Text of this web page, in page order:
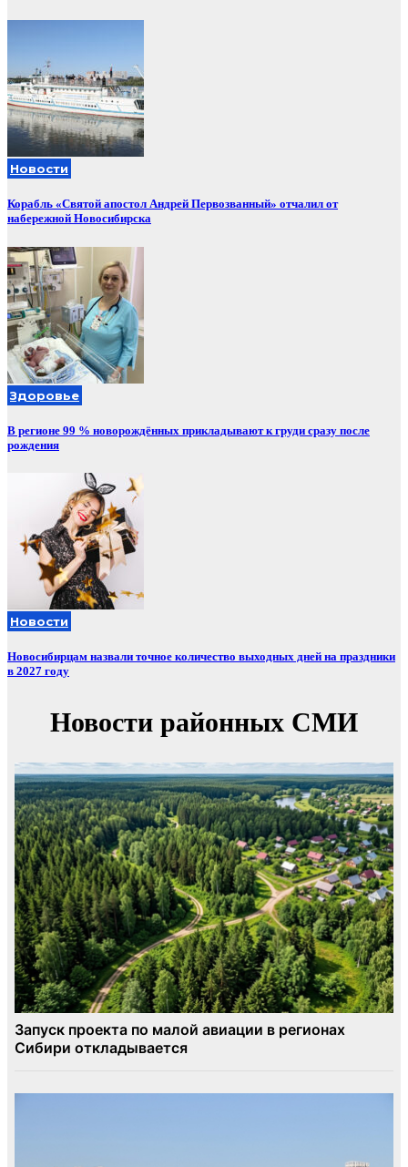
Новости
Корабль «Святой апостол Андрей Первозванный» отчалил от
набережной Новосибирска
Здоровье
В регионе 99 % новорождённых прикладывают к груди сразу после
рождения
Новости
Новосибирцам назвали точное количество выходных дней на праздники
в 2027 году